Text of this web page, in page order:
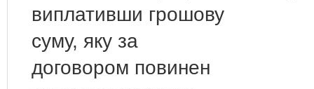
виплативши грошову
суму, яку за
договором повинен